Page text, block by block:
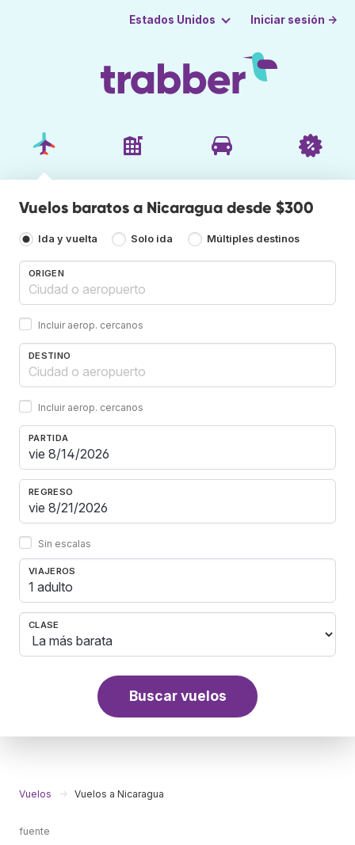
Estados Unidos Iniciar sesión →
Vuelos baratos a Nicaragua desde $300
Ida y vuelta Solo ida Múltiples destinos
ORIGEN
Incluir aerop. cercanos
DESTINO
Incluir aerop. cercanos
PARTIDA
REGRESO
Sin escalas
VIAJEROS
1 adulto
CLASE
Buscar vuelos
Vuelos Vuelos a Nicaragua
fuente